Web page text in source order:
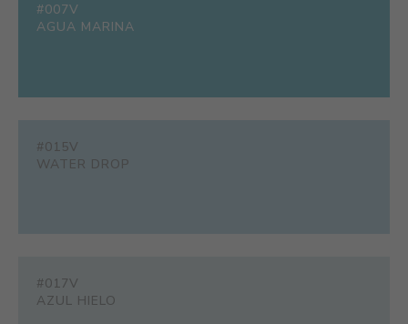
#007V
AGUA MARINA
#015V
WATER DROP
#017V
AZUL HIELO